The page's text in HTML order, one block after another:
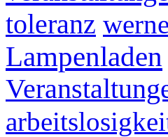
toleranz
Lampenladen